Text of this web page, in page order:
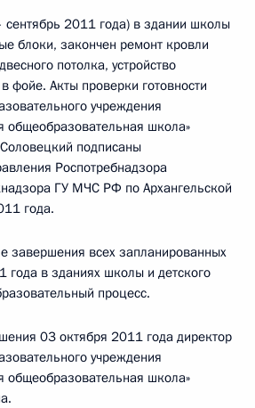
сентябрь 2011 года) в здании школы
блоки, закончен ремонт кровли
потолка, устройство
фойе. Акты проверки готовности
учреждения
общеобразовательная школа»
подписаны
Роспотребнадзора
ГУ МЧС РФ по Архангельской
года.
завершения всех запланированных
года в зданиях школы и детского
процесс.
03 октября 2011 года директор
учреждения
общеобразовательная школа»